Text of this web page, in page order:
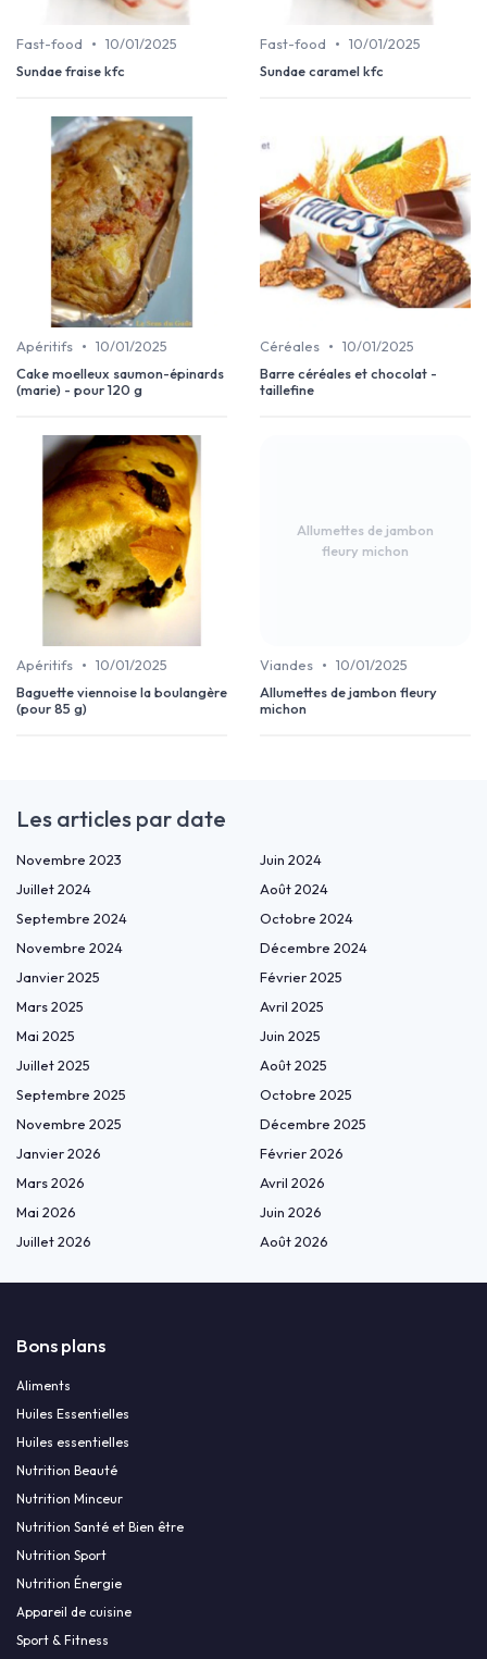
Fast-food • 10/01/2025
Sundae fraise kfc
Fast-food • 10/01/2025
Sundae caramel kfc
Apéritifs • 10/01/2025
Cake moelleux saumon-épinards
(marie) - pour 120 g
Céréales • 10/01/2025
Barre céréales et chocolat -
taillefine
Apéritifs • 10/01/2025
Baguette viennoise la boulangère
(pour 85 g)
Allumettes de jambon
fleury michon
Viandes • 10/01/2025
Allumettes de jambon fleury
michon
Les articles par date
Novembre 2023
Juin 2024
Juillet 2024
Août 2024
Septembre 2024
Octobre 2024
Novembre 2024
Décembre 2024
Janvier 2025
Février 2025
Mars 2025
Avril 2025
Mai 2025
Juin 2025
Juillet 2025
Août 2025
Septembre 2025
Octobre 2025
Novembre 2025
Décembre 2025
Janvier 2026
Février 2026
Mars 2026
Avril 2026
Mai 2026
Juin 2026
Juillet 2026
Août 2026
Bons plans
Aliments
Huiles Essentielles
Huiles essentielles
Nutrition Beauté
Nutrition Minceur
Nutrition Santé et Bien être
Nutrition Sport
Nutrition Énergie
Appareil de cuisine
Sport & Fitness